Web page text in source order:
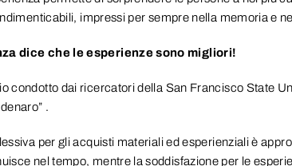
impressi per sempre nella memoria e
dice che le esperienze sono migliori!
condotto dai ricercatori della San Francisco State
.
per gli acquisti materiali ed esperienziali è
nel tempo, mentre la soddisfazione per le